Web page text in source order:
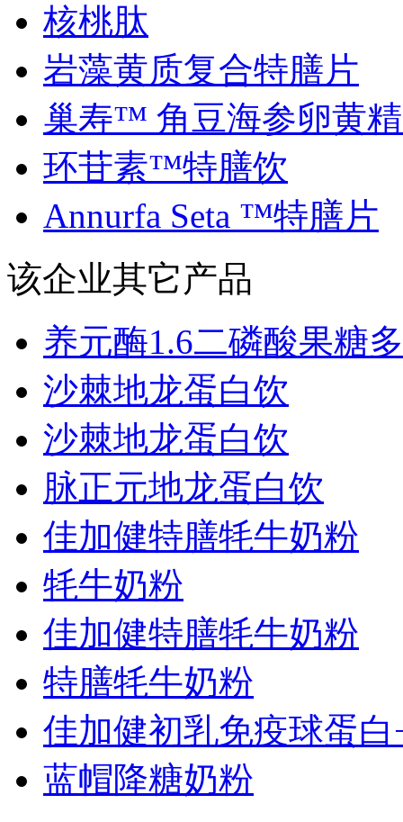
核桃肽
岩藻黄质复合特膳片
巢寿™ 角豆海参卵黄
环苷素™特膳饮
Annurfa Seta ™特膳片
该企业其它产品
养元酶1.6二磷酸果糖
沙棘地龙蛋白饮
沙棘地龙蛋白饮
脉正元地龙蛋白饮
佳加健特膳牦牛奶粉
牦牛奶粉
佳加健特膳牦牛奶粉
特膳牦牛奶粉
佳加健初乳免疫球蛋白
蓝帽降糖奶粉